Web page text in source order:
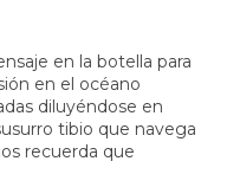
en la botella para
en el océano
diluyéndose en
tibio que navega
recuerda que